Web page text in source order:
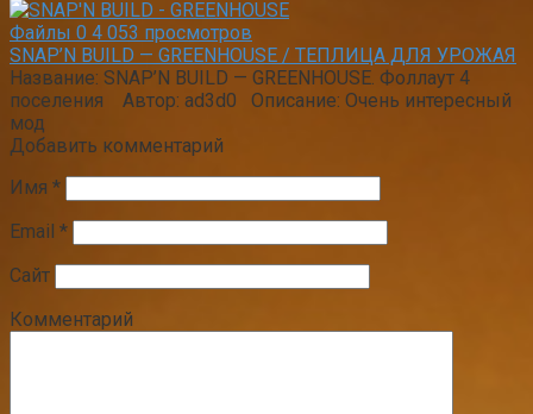
Файлы 0 4 053 просмотров
SNAP’N BUILD — GREENHOUSE / ТЕПЛИЦА ДЛЯ УРОЖАЯ
Название: SNAP’N BUILD — GREENHOUSE. Фоллаут 4
поселения Автор: ad3d0 Описание: Очень интересный
мод
Добавить комментарий
Имя *
Email *
Сайт
Комментарий